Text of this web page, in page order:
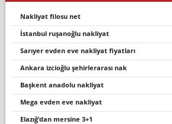
nakliyat filosu net
i̇stanbul ruşanoğlu nakliyat
sarıyer evden eve nakliyat fiyatları
ankara izcioğlu şehirlerarası nak
başkent anadolu nakli̇yat
mega evden eve nakli̇yat
elazığ’dan mersine 3+1